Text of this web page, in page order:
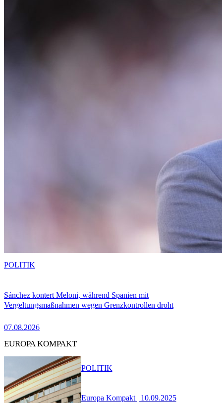
Sánchez kontert Meloni, während Spanien mit
Vergeltungsmaßnahmen wegen Grenzkontrollen droht
07.08.2026
POLITIK
EUROPA KOMPAKT
Europa Kompakt | 10.09.2025
POLITIK